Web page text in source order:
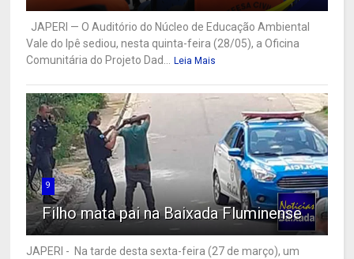
JAPERI — O Auditório do Núcleo de Educação Ambiental
Vale do Ipê sediou, nesta quinta-feira (28/05), a Oficina
Comunitária do Projeto Dad...
Leia Mais
9
Filho mata pai na Baixada Fluminense
JAPERI - Na tarde desta sexta-feira (27 de março), um